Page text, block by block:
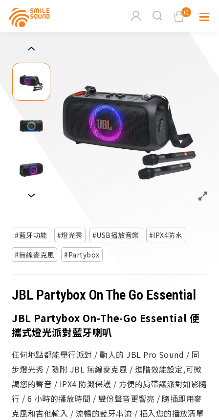
0
商品分類查詢
請選擇商品分類
請選擇分類
家用音
周邊系
活動
藍牙功能 燈光秀 USB播放音樂
IPX4防水
無線麥克風
Partybox
JBL Partybox On The Go Essential
JBL Partybox On-The-Go Essential 便
攜式燈光派對藍牙喇叭
任何地點都能舉行派對 / 動人的 JBL Pro Sound / 同
步燈光秀 / 隨附 JBL 無線麥克風 / 進階效能設定,可微
調您的聲音 / IPX4 防濺保護 / 方便的肩帶讓派對如影隨
行 / 6 小時的播放時間 / 雙份聲音更響亮 / 隨插即用麥
克風和吉他輸入 / 流暢的藍牙串流 / 插入您的播放清單